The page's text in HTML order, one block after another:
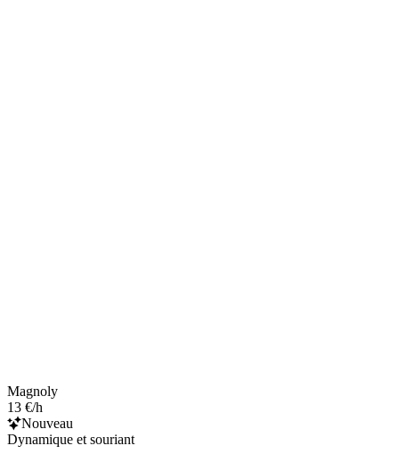
Magnoly
13 €/h
Nouveau
Dynamique et souriant